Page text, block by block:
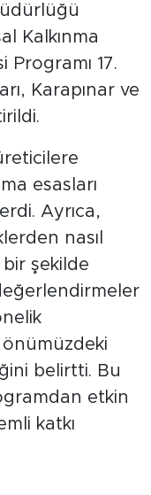
Kalkınma
Programı 17.
Karapınar ve
esasları
Ayrıca,
nasıl
şekilde
önümüzdeki
belirtti. Bu
etkin
katkı